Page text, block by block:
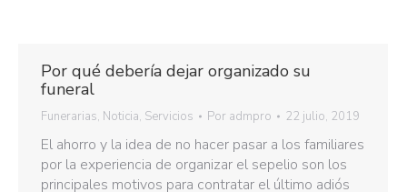
Por qué debería dejar organizado su
funeral
Funerarias, Noticia, Servicios Por admpro 22 julio, 2019
El ahorro y la idea de no hacer pasar a los familiares
por la experiencia de organizar el sepelio son los
principales motivos para contratar el último adiós